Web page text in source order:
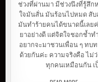
ช่วงที่ผ่านมา มีช่วงนึงที่รู้สึก
ใจมันสั่น มันร้อนไปหมด สับ
มันทำร้ายคนได้ขนาดนี้เลยค่
ยาอย่างดี แต่จิตใจชอกช้ำท
อยากจะมาชวนเพื่อน ๆ ทบ
ด้วยกันค่ะ ความจริงคือ ไม่ว่
ทุกคนเหมือนกัน